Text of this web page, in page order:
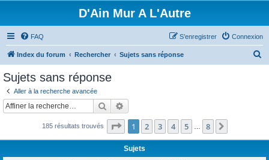
D'Ain Mur A L'Autre
FAQ Connexion
S’enregistrer
Index du forum Rechercher Sujets sans réponse
c
Sujets sans réponse
Aller à la recherche avancée
Rechercher
185 résultats trouvés Page 1sur8
1 2 3 4 5 8
Sujets